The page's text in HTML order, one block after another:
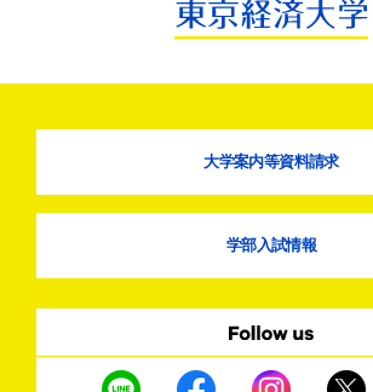
大学案内等資料請求
学部入試情報